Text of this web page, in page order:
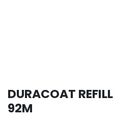
DURACOAT
92M